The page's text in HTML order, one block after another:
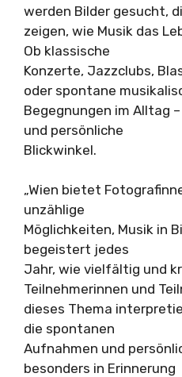
werden Bilder gesucht,
zeigen, wie Musik das
Ob klassische
Konzerte, Jazzclubs,
oder spontane
Begegnungen im Alltag
und persönliche
Blickwinkel.
„Wien bietet
unzählige
Möglichkeiten, Musik in
begeistert jedes
Jahr, wie vielfältig und
Teilnehmerinnen und
dieses Thema
die spontanen
Aufnahmen und
besonders in Erinnerung